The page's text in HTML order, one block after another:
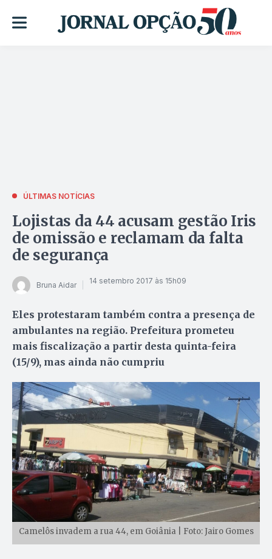
ÚLTIMAS NOTÍCIAS
Lojistas da 44 acusam gestão Iris
de omissão e reclamam da falta
de segurança
Bruna Aidar 14 setembro 2017 às 15h09
Eles protestaram também contra a presença de
ambulantes na região. Prefeitura prometeu
mais fiscalização a partir desta quinta-feira
(15/9), mas ainda não cumpriu
Camelôs invadem a rua 44, em Goiânia | Foto: Jairo Gomes